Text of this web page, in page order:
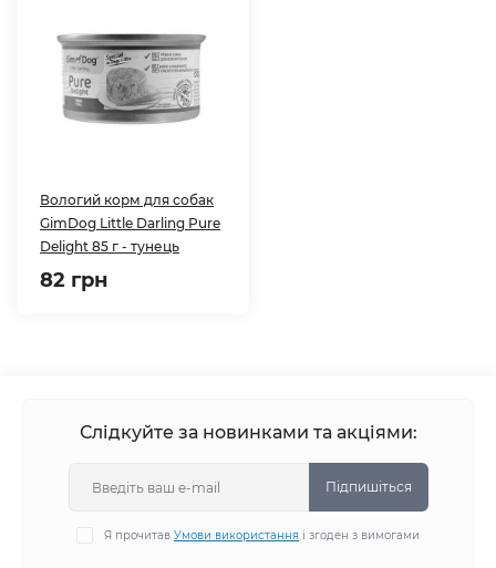
Вологий корм для собак
GimDog Little Darling Pure
Delight 85 г - тунець
82 грн
Слідкуйте за новинками та акціями:
Підпишіться
Я прочитав Умови використання і згоден з вимогами